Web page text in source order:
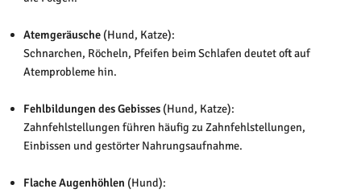
Atemgeräusche (Hund, Katze):
Schnarchen, Röcheln, Pfeifen beim Schlafen deutet oft auf
Atemprobleme hin.
Fehlbildungen des Gebisses (Hund, Katze):
Zahnfehlstellungen führen häufig zu Zahnfehlstellungen,
Einbissen und gestörter Nahrungsaufnahme.
Flache Augenhöhlen (Hund):